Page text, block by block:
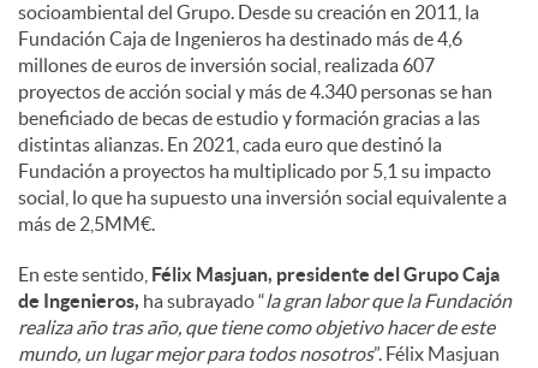
socioambiental del Grupo. Desde su creación en 2011, la
Fundación Caja de Ingenieros ha destinado más de 4,6
millones de euros de inversión social, realizada 607
proyectos de acción social y más de 4.340 personas se han
beneficiado de becas de estudio y formación gracias a las
distintas alianzas. En 2021, cada euro que destinó la
Fundación a proyectos ha multiplicado por 5,1 su impacto
social, lo que ha supuesto una inversión social equivalente a
más de 2,5MM€.
En este sentido, Félix Masjuan, presidente del Grupo Caja
de Ingenieros, ha subrayado “la gran labor que la Fundación
realiza año tras año, que tiene como objetivo hacer de este
mundo, un lugar mejor para todos nosotros”. Félix Masjuan